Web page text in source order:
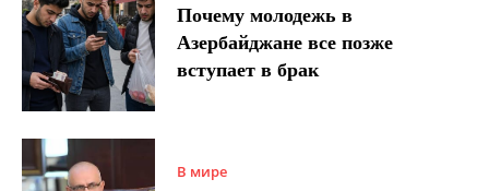
Почему молодежь в
Азербайджане все позже
вступает в брак
В мире